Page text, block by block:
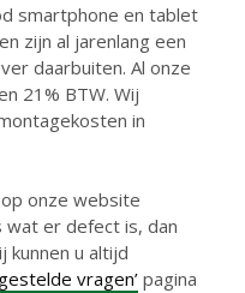
smartphone en tablet
zijn al jarenlang een
daarbuiten. Al onze
21% BTW. Wij
in
onze website
er defect is, dan
kunnen u altijd
vragen’ pagina